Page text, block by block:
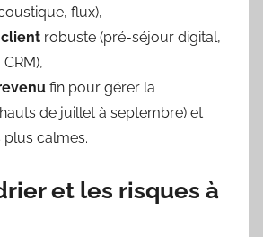
flux),
robuste (pré-séjour digital,
fin pour gérer la
de juillet à septembre) et
calmes.
et les risques à